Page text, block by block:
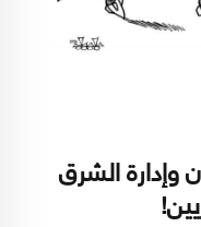
وإدارة الشرق